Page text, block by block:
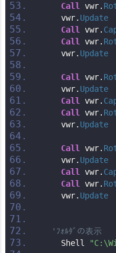
Call
vwr.
    vwr.
Update
Call
vwr.
Call
vwr.
    vwr.
Update
Call vwr.
    vwr.
Update
Call
vwr.
Call
vwr.
    vwr.
Update
Call vwr.
    vwr.
Update
Call
vwr.
Call
vwr.
    vwr.
Update
'ﾌｫﾙﾀﾞの表示
    Shell